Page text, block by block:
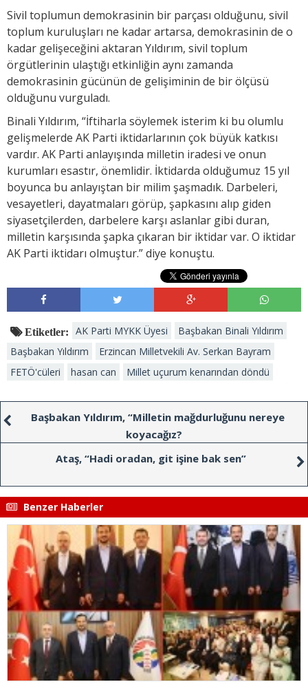
Sivil toplumun demokrasinin bir parçası olduğunu, sivil
toplum kuruluşları ne kadar artarsa, demokrasinin de o
kadar gelişeceğini aktaran Yıldırım, sivil toplum
örgütlerinin ulaştığı etkinliğin aynı zamanda
demokrasinin gücünün de gelişiminin de bir ölçüsü
olduğunu vurguladı.
Binali Yıldırım, “İftiharla söylemek isterim ki bu olumlu
gelişmelerde AK Parti iktidarlarının çok büyük katkısı
vardır. AK Parti anlayışında milletin iradesi ve onun
kurumları esastır, önemlidir. İktidarda olduğumuz 15 yıl
boyunca bu anlayıştan bir milim şaşmadık. Darbeleri,
vesayetleri, dayatmaları görüp, şapkasını alıp giden
siyasetçilerden, darbelere karşı aslanlar gibi duran,
milletin karşısında şapka çıkaran bir iktidar var. O iktidar
AK Parti iktidarı olmuştur.” diye konuştu.
Etiketler: AK Parti MYKK Üyesi
Başbakan Binali Yıldırım
Başbakan Yıldırım
Erzincan Milletvekili Av. Serkan Bayram
FETÖ'cüleri
hasan can Millet uçurum kenarından döndü
Başbakan Yıldırım, “Milletin mağdurluğunu nereye
koyacağız?
Ataş, “Hadi oradan, git işine bak sen”
Benzer Haberler